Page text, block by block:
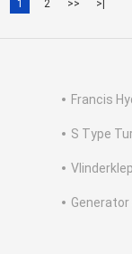
1 2 >> >|
Francis
S Type
Vlinderklep